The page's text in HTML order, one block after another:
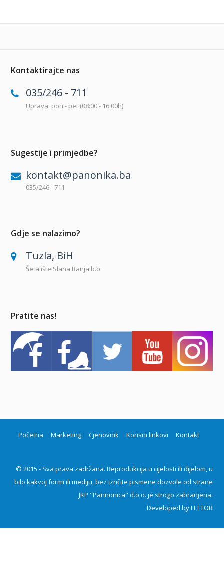
Kontaktirajte nas
035/246 - 711
Uprava: pon - pet (08:00 - 16:00h)
Sugestije i primjedbe?
kontakt@panonika.ba
035/246 - 711
Gdje se nalazimo?
Tuzla, BiH
Šetalište Slana Banja b.b.
Pratite nas!
Početna Marketing Cjenovnik Korisni linkovi Kontakt
© 2015 - Sva prava zadržana. Reprodukcija u cijelosti ili dijelom, u
bilo kakvoj formi ili mediju, bez izričite pismene dozvole od strane
JKP ''Pannonica'' d.o.o. je strogo zabranjena.
Developed byLEFTOR